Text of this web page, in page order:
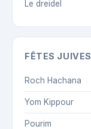
Le dreidel
FÊTES JUIVES
Roch Hachana
Yom Kippour
Pourim